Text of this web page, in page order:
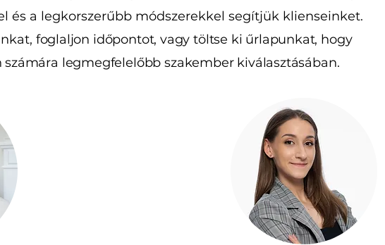
és a legkorszerűbb módszerekkel segítjük klienseinket.
foglaljon időpontot, vagy töltse ki űrlapunkat, hogy
számára legmegfelelőbb szakember kiválasztásában.